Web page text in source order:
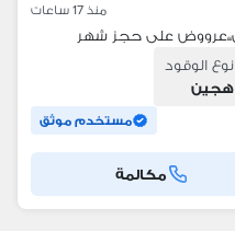
منذ 17 ساعات
نوع الوقود
هجين
مستخدم موثق
مكالمة